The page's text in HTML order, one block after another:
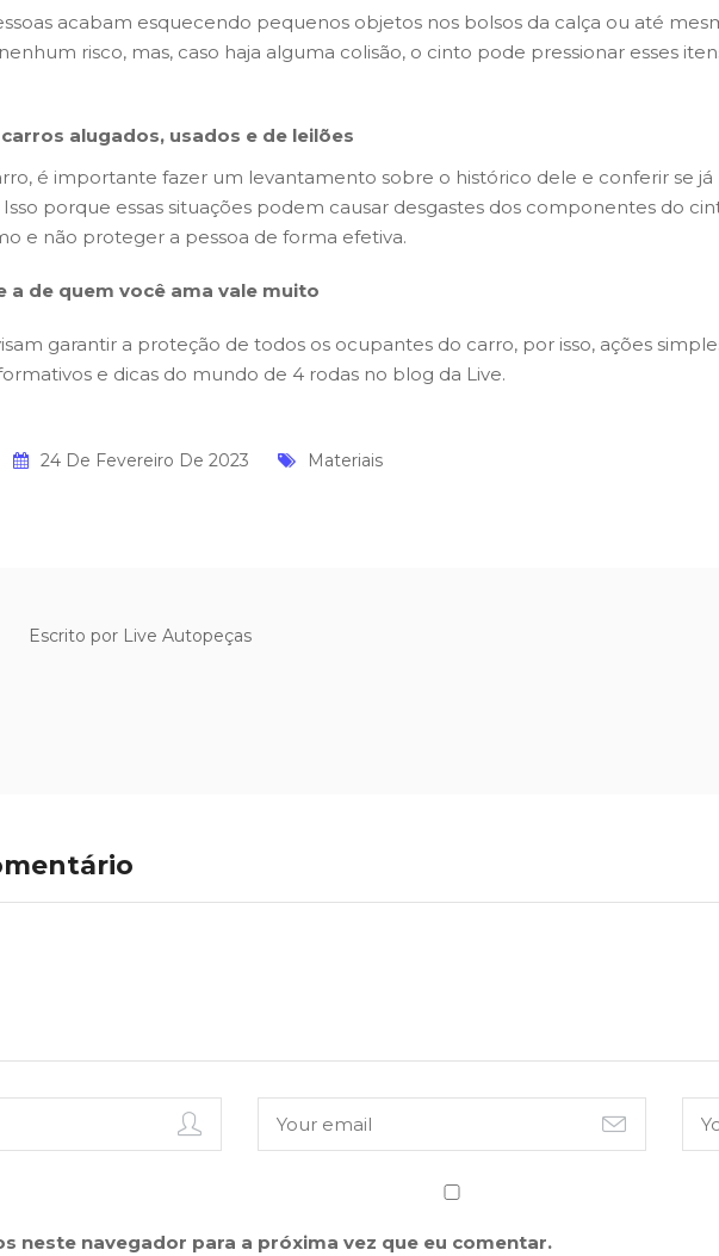
acabam esquecendo pequenos objetos nos bolsos da calça ou até
risco, mas, caso haja alguma colisão, o cinto pode pressionar esses
alugados, usados e de leilões
é importante fazer um levantamento sobre o histórico dele e conferir se
porque essas situações podem causar desgastes dos componentes do
e não proteger a pessoa de forma efetiva.
a de quem você ama vale muito
garantir a proteção de todos os ocupantes do carro, por isso, ações
e dicas do mundo de 4 rodas no blog da Live.
24 De Fevereiro De 2023 Materiais
Escrito por Live Autopeças
neste navegador para a próxima vez que eu comentar.